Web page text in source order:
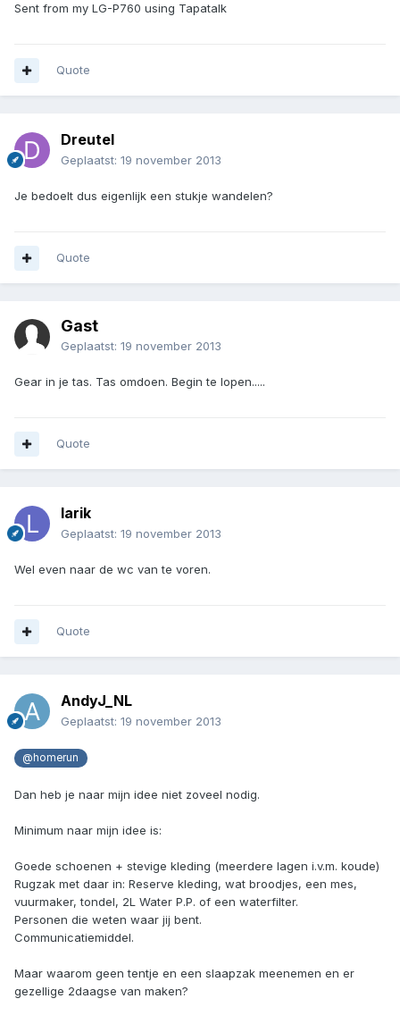
Sent from my LG-P760 using Tapatalk
Quote
Dreutel
Geplaatst: 19 november 2013
Je bedoelt dus eigenlijk een stukje wandelen?
Quote
Gast
Geplaatst: 19 november 2013
Gear in je tas. Tas omdoen. Begin te lopen.....
Quote
larik
Geplaatst: 19 november 2013
Wel even naar de wc van te voren.
Quote
AndyJ_NL
Geplaatst: 19 november 2013
@homerun
Dan heb je naar mijn idee niet zoveel nodig.
Minimum naar mijn idee is:
Goede schoenen + stevige kleding (meerdere lagen i.v.m. koude)
Rugzak met daar in: Reserve kleding, wat broodjes, een mes,
vuurmaker, tondel, 2L Water P.P. of een waterfilter.
Personen die weten waar jij bent.
Communicatiemiddel.
Maar waarom geen tentje en een slaapzak meenemen en er
gezellige 2daagse van maken?